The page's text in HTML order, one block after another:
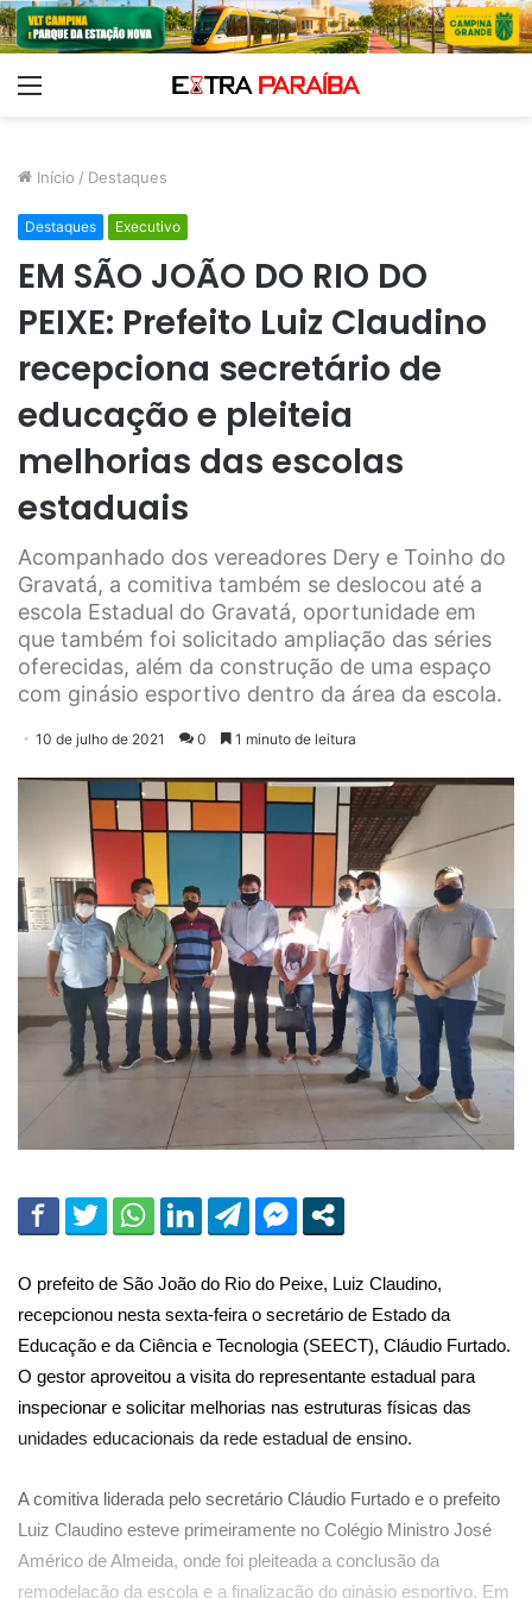
Início / Destaques
Destaques Executivo
EM SÃO JOÃO DO RIO DO
PEIXE: Prefeito Luiz Claudino
recepciona secretário de
educação e pleiteia
melhorias das escolas
estaduais
Acompanhado dos vereadores Dery e Toinho do
Gravatá, a comitiva também se deslocou até a
escola Estadual do Gravatá, oportunidade em
que também foi solicitado ampliação das séries
oferecidas, além da construção de uma espaço
com ginásio esportivo dentro da área da escola.
10 de julho de 2021 0 1 minuto de leitura
O prefeito de São João do Rio do Peixe, Luiz Claudino,
recepcionou nesta sexta-feira o secretário de Estado da
Educação e da Ciência e Tecnologia (SEECT), Cláudio Furtado.
O gestor aproveitou a visita do representante estadual para
inspecionar e solicitar melhorias nas estruturas físicas das
unidades educacionais da rede estadual de ensino.
A comitiva liderada pelo secretário Cláudio Furtado e o prefeito
Luiz Claudino esteve primeiramente no Colégio Ministro José
Américo de Almeida, onde foi pleiteada a conclusão da
remodelação da escola e a finalização do ginásio esportivo. Em